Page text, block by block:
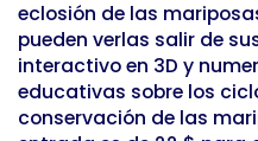
eclosión de las
pueden verlas salir de
interactivo en 3D y
educativas sobre los
conservación de las